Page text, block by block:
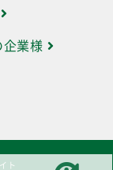
企業様
ト